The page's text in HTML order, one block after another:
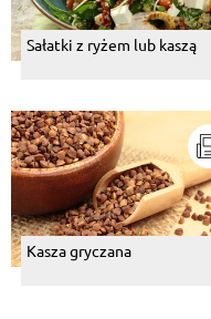
Sałatki z ryżem lub kaszą
Kasza gryczana